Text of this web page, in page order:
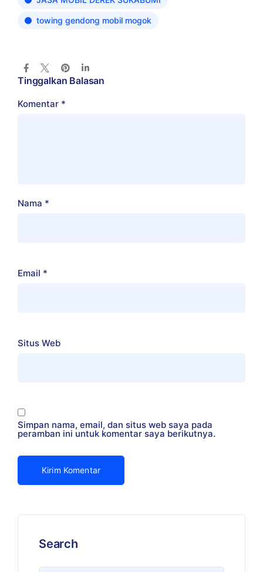
towing gendong mobil mogok
Tinggalkan Balasan
Komentar *
Nama *
Email *
Situs Web
Simpan nama, email, dan situs web saya pada
peramban ini untuk komentar saya berikutnya.
Search